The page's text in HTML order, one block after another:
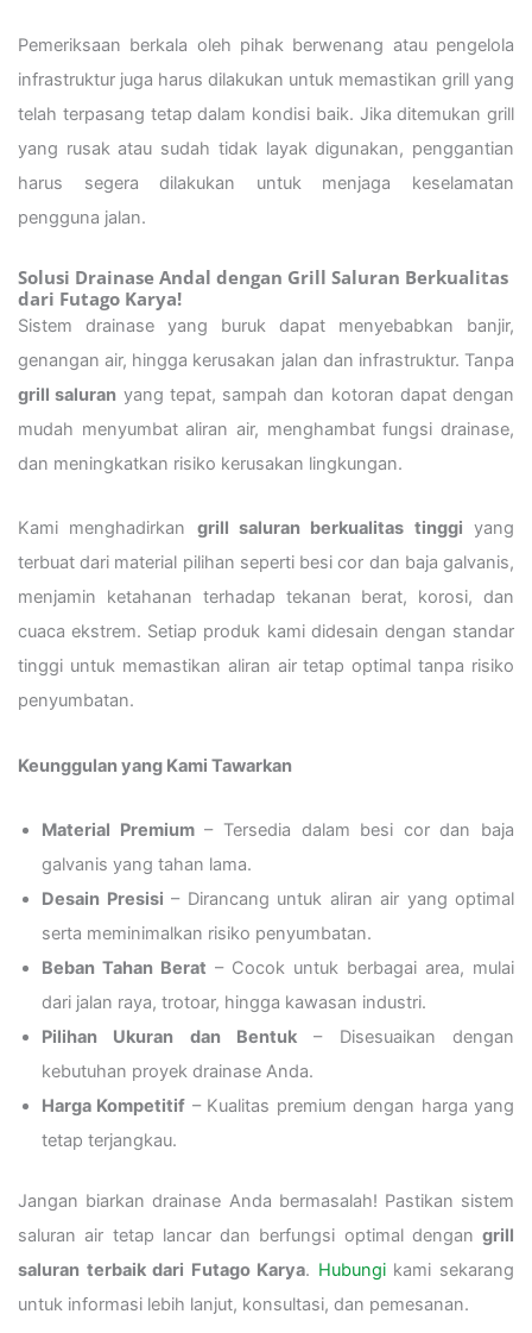
Pemeriksaan berkala oleh pihak berwenang atau pengelola
infrastruktur juga harus dilakukan untuk memastikan grill yang
telah terpasang tetap dalam kondisi baik. Jika ditemukan grill
yang rusak atau sudah tidak layak digunakan, penggantian
harus segera dilakukan untuk menjaga keselamatan
pengguna jalan.
Solusi Drainase Andal dengan Grill Saluran Berkualitas
dari Futago Karya!
Sistem drainase yang buruk dapat menyebabkan banjir,
genangan air, hingga kerusakan jalan dan infrastruktur. Tanpa
grill saluran yang tepat, sampah dan kotoran dapat dengan
mudah menyumbat aliran air, menghambat fungsi drainase,
dan meningkatkan risiko kerusakan lingkungan.
Kami menghadirkan grill saluran berkualitas tinggi yang
terbuat dari material pilihan seperti besi cor dan baja galvanis,
menjamin ketahanan terhadap tekanan berat, korosi, dan
cuaca ekstrem. Setiap produk kami didesain dengan standar
tinggi untuk memastikan aliran air tetap optimal tanpa risiko
penyumbatan.
Keunggulan yang Kami Tawarkan
Material Premium– Tersedia dalam besi cor dan baja
galvanis yang tahan lama.
Desain Presisi – Dirancang untuk aliran air yang optimal
serta meminimalkan risiko penyumbatan.
Beban Tahan Berat – Cocok untuk berbagai area, mulai
dari jalan raya, trotoar, hingga kawasan industri.
Pilihan Ukuran dan Bentuk – Disesuaikan dengan
kebutuhan proyek drainase Anda.
Harga Kompetitif – Kualitas premium dengan harga yang
tetap terjangkau.
Jangan biarkan drainase Anda bermasalah! Pastikan sistem
saluran air tetap lancar dan berfungsi optimal dengan grill
saluran terbaik dari Futago Karya. Hubungikami sekarang
untuk informasi lebih lanjut, konsultasi, dan pemesanan.